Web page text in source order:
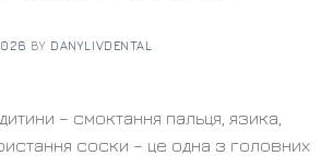
BY DANYLIVDENTAL
– смоктання пальця, язика,
соски – це одна з головних